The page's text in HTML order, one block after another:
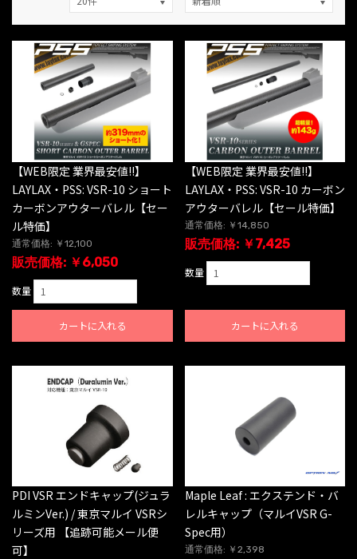
【WEB限定 業界最安値!!】
LAYLAX・PSS: VSR-10 ショート
カーボンアウターバレル【セー
ル特価】
通常価格: ￥12,100
販売価格: ￥6,050
数量
カートに入れる
【WEB限定 業界最安値!!】
LAYLAX・PSS: VSR-10 カーボン
アウターバレル【セール特価】
通常価格: ￥14,850
販売価格: ￥7,425
数量
カートに入れる
PDI VSR エンドキャップ(ジュラ
ルミンVer.) / 東京マルイ VSRシ
リーズ用 【追跡可能メール便
可】
Maple Leaf : エクステンド・バ
レルキャップ（マルイVSR G-
Spec用）
通常価格: ￥2,398